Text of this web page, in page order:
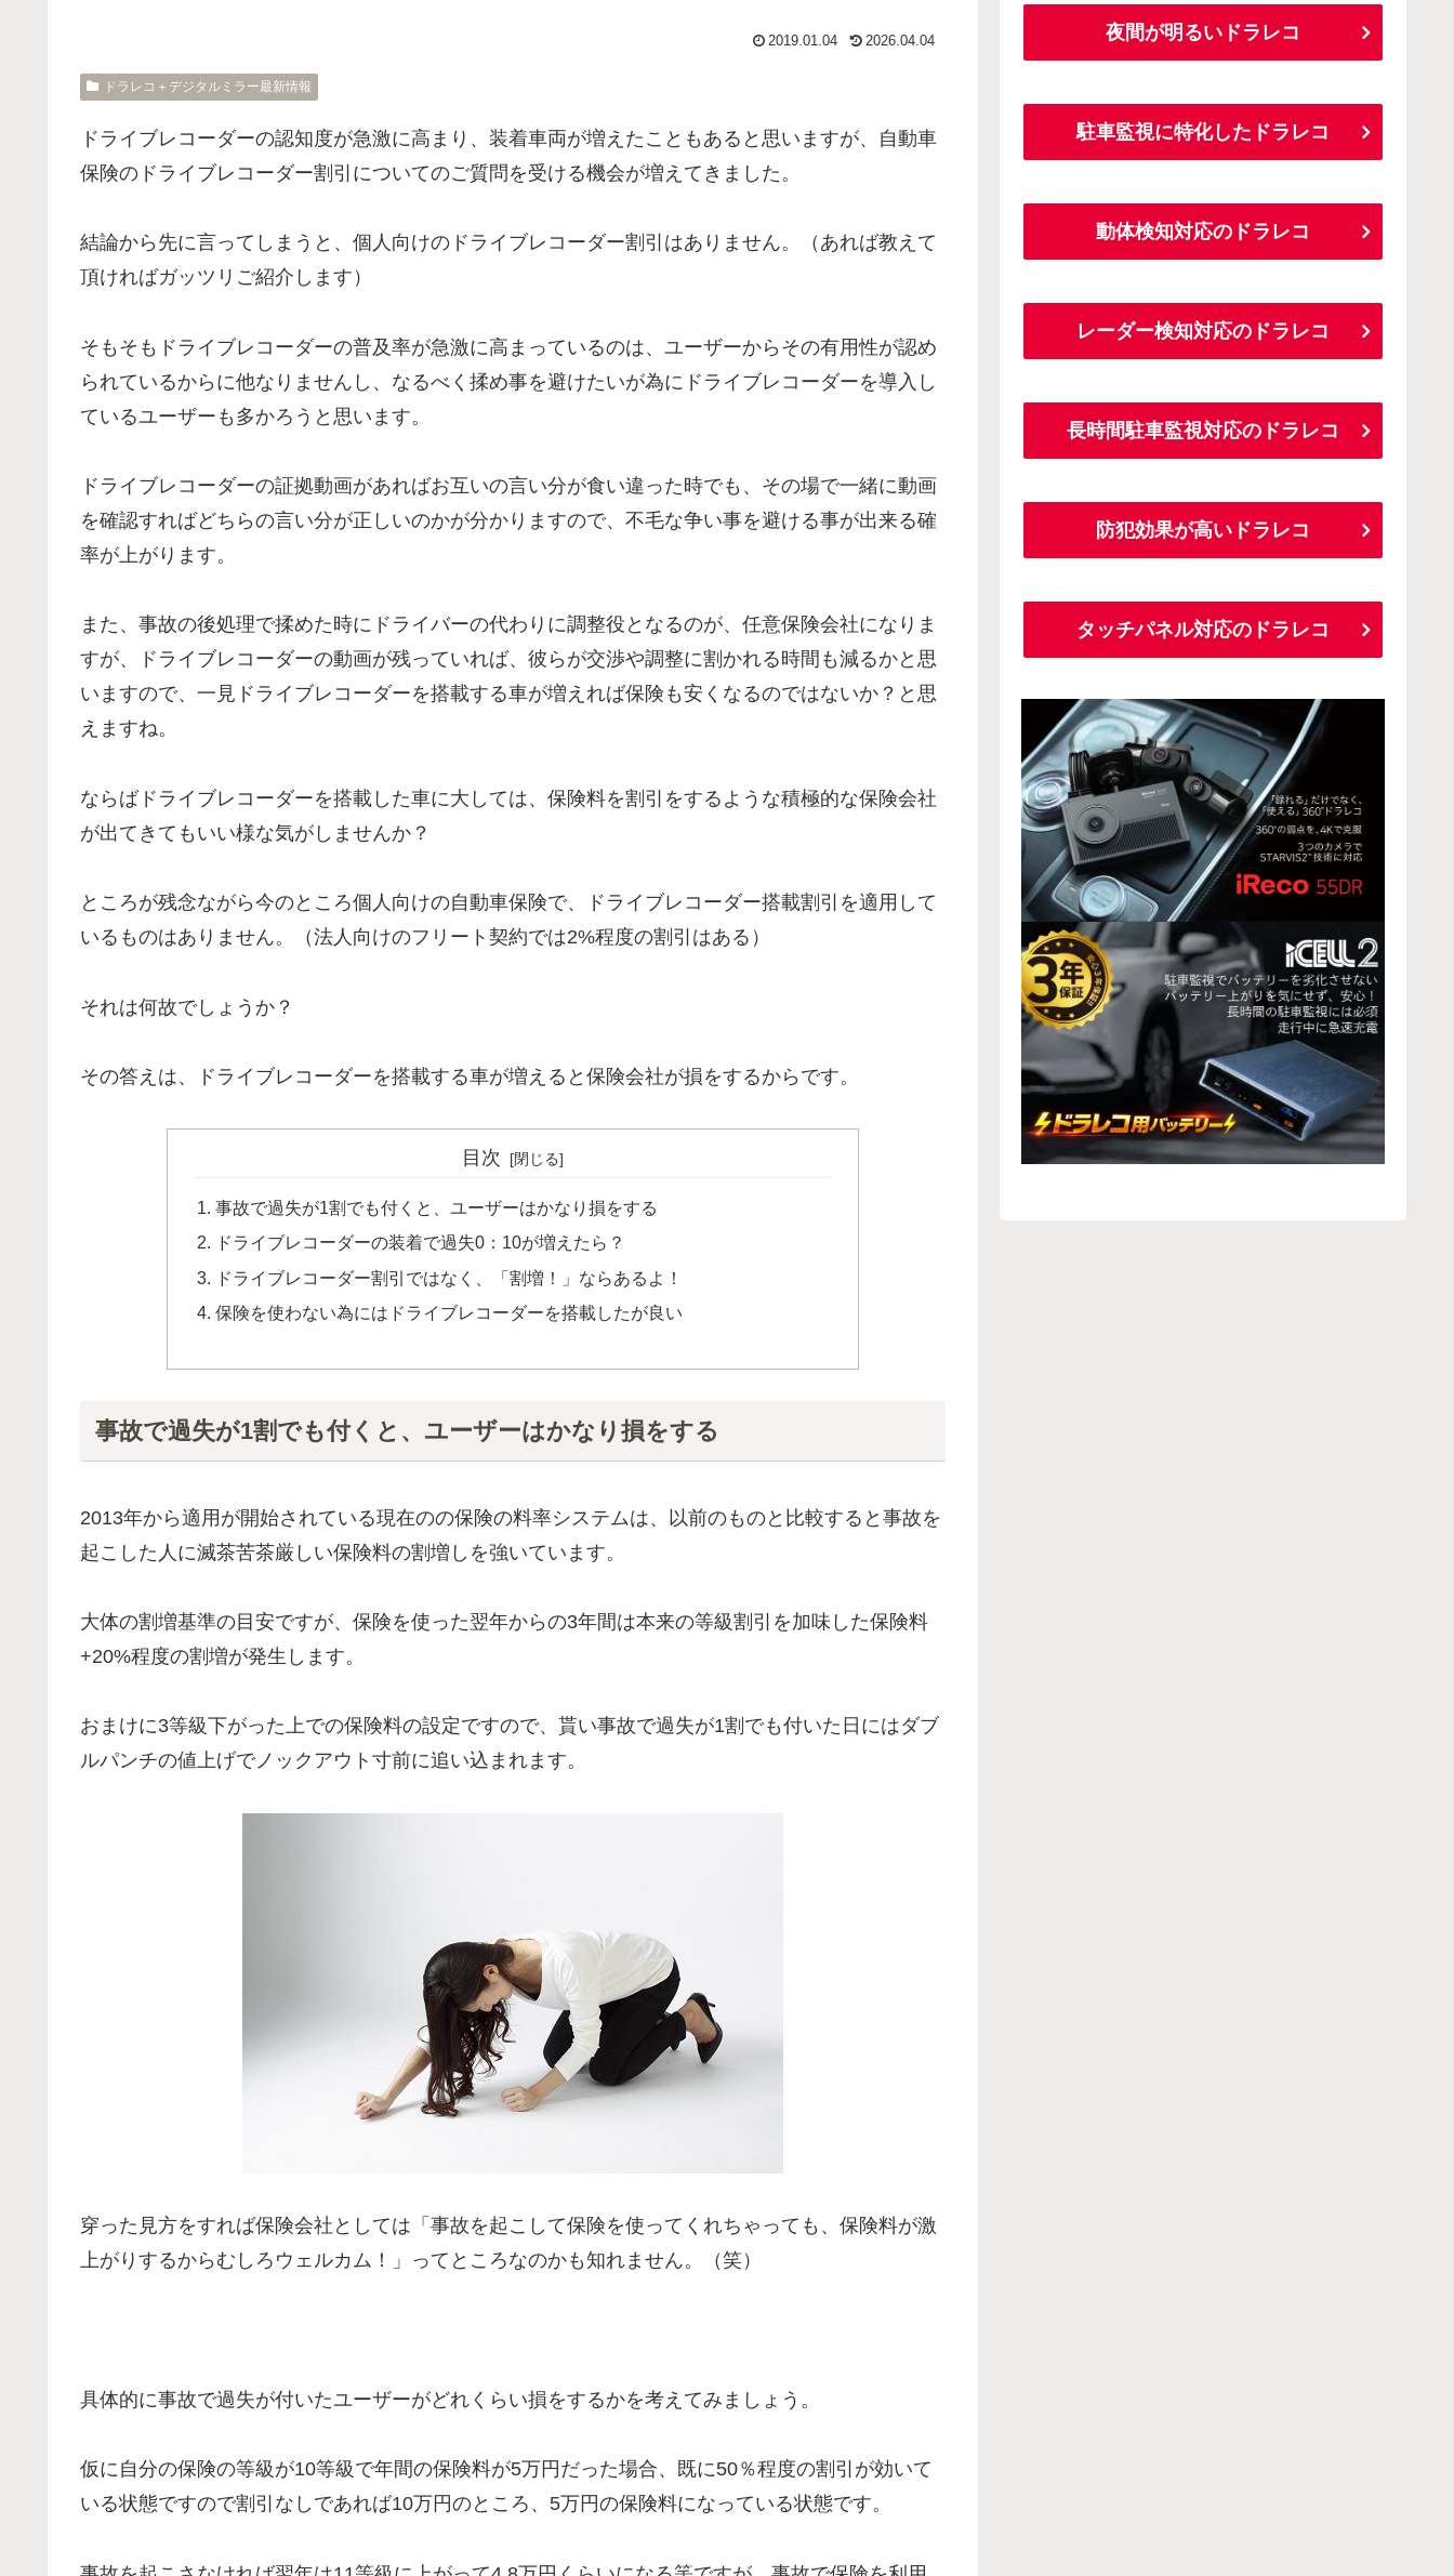
2019.01.04 2026.04.04
ドラレコ＋デジタルミラー最新情報
ドライブレコーダーの認知度が急激に高まり、装着車両が増えたこともあると思いますが、自動車
保険のドライブレコーダー割引についてのご質問を受ける機会が増えてきました。
結論から先に言ってしまうと、個人向けのドライブレコーダー割引はありません。（あれば教えて
頂ければガッツリご紹介します）
そもそもドライブレコーダーの普及率が急激に高まっているのは、ユーザーからその有用性が認め
られているからに他なりませんし、なるべく揉め事を避けたいが為にドライブレコーダーを導入し
ているユーザーも多かろうと思います。
ドライブレコーダーの証拠動画があればお互いの言い分が食い違った時でも、その場で一緒に動画
を確認すればどちらの言い分が正しいのかが分かりますので、不毛な争い事を避ける事が出来る確
率が上がります。
また、事故の後処理で揉めた時にドライバーの代わりに調整役となるのが、任意保険会社になりま
すが、ドライブレコーダーの動画が残っていれば、彼らが交渉や調整に割かれる時間も減るかと思
いますので、一見ドライブレコーダーを搭載する車が増えれば保険も安くなるのではないか？と思
えますね。
ならばドライブレコーダーを搭載した車に大しては、保険料を割引をするような積極的な保険会社
が出てきてもいい様な気がしませんか？
ところが残念ながら今のところ個人向けの自動車保険で、ドライブレコーダー搭載割引を適用して
いるものはありません。（法人向けのフリート契約では2%程度の割引はある）
それは何故でしょうか？
その答えは、ドライブレコーダーを搭載する車が増えると保険会社が損をするからです。
目次
事故で過失が1割でも付くと、ユーザーはかなり損をする
ドライブレコーダーの装着で過失0：10が増えたら？
ドライブレコーダー割引ではなく、「割増！」ならあるよ！
保険を使わない為にはドライブレコーダーを搭載したが良い
事故で過失が1割でも付くと、ユーザーはかなり損をする
2013年から適用が開始されている現在のの保険の料率システムは、以前のものと比較すると事故を
起こした人に滅茶苦茶厳しい保険料の割増しを強いています。
大体の割増基準の目安ですが、保険を使った翌年からの3年間は本来の等級割引を加味した保険料
+20%程度の割増が発生します。
おまけに3等級下がった上での保険料の設定ですので、貰い事故で過失が1割でも付いた日にはダブ
ルパンチの値上げでノックアウト寸前に追い込まれます。
穿った見方をすれば保険会社としては「事故を起こして保険を使ってくれちゃっても、保険料が激
上がりするからむしろウェルカム！」ってところなのかも知れません。（笑）
具体的に事故で過失が付いたユーザーがどれくらい損をするかを考えてみましょう。
仮に自分の保険の等級が10等級で年間の保険料が5万円だった場合、既に50％程度の割引が効いて
いる状態ですので割引なしであれば10万円のところ、5万円の保険料になっている状態です。
夜間が明るいドラレコ
駐車監視に特化したドラレコ
動体検知対応のドラレコ
レーダー検知対応のドラレコ
長時間駐車監視対応のドラレコ
防犯効果が高いドラレコ
タッチパネル対応のドラレコ